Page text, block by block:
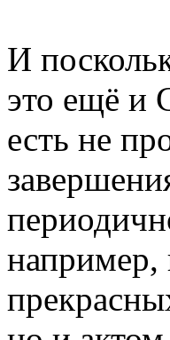
И
это ещё и
есть не
например,